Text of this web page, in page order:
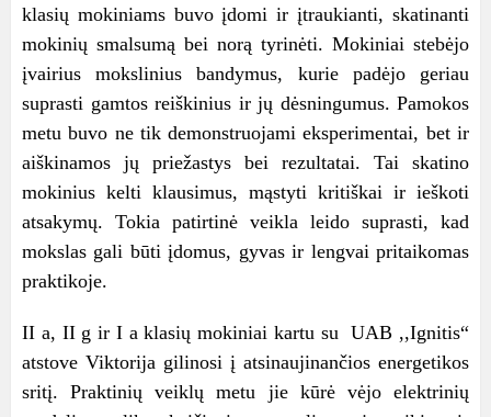
klasių mokiniams buvo įdomi ir įtraukianti, skatinanti
mokinių smalsumą bei norą tyrinėti. Mokiniai stebėjo
įvairius mokslinius bandymus, kurie padėjo geriau
suprasti gamtos reiškinius ir jų dėsningumus. Pamokos
metu buvo ne tik demonstruojami eksperimentai, bet ir
aiškinamos jų priežastys bei rezultatai. Tai skatino
mokinius kelti klausimus, mąstyti kritiškai ir ieškoti
atsakymų. Tokia patirtinė veikla leido suprasti, kad
mokslas gali būti įdomus, gyvas ir lengvai pritaikomas
praktikoje.
II a, II g ir I a klasių mokiniai kartu su UAB ,,Ignitis“
atstove Viktorija gilinosi į atsinaujinančios energetikos
sritį. Praktinių veiklų metu jie kūrė vėjo elektrinių